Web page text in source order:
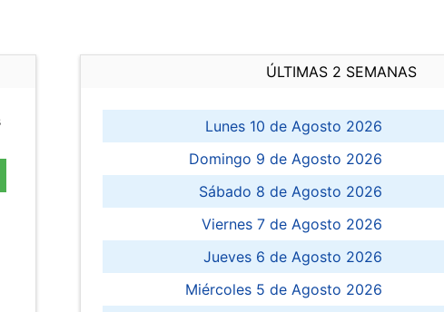
ÚLTIMAS 2 SEMANAS
Lunes 10 de Agosto 2026
Domingo 9 de Agosto 2026
Sábado 8 de Agosto 2026
Viernes 7 de Agosto 2026
Jueves 6 de Agosto 2026
Miércoles 5 de Agosto 2026